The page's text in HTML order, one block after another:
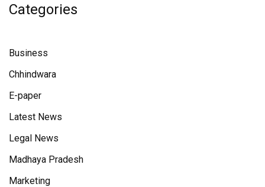
Categories
Business
Chhindwara
E-paper
Latest News
Legal News
Madhaya Pradesh
Marketing